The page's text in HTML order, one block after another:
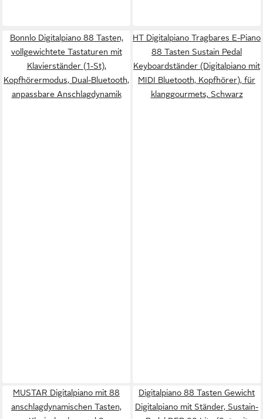
Bonnlo Digitalpiano 88 Tasten,
vollgewichtete Tastaturen mit
Klavierständer (1-St),
Kopfhörermodus, Dual-Bluetooth,
anpassbare Anschlagdynamik
HT Digitalpiano Tragbares E-Piano
88 Tasten Sustain Pedal
Keyboardständer (Digitalpiano mit
MIDI Bluetooth, Kopfhörer), für
klanggourmets, Schwarz
MUSTAR Digitalpiano mit 88
anschlagdynamischen Tasten,
Digitalpiano 88 Tasten Gewicht
Digitalpiano mit Ständer, Sustain-